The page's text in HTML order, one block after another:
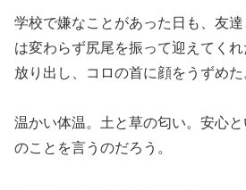
学校で嫌なことがあった日も、友
は変わらず尻尾を振って迎えてく
放り出し、コロの首に顔をうずめた
温かい体温。土と草の匂い。安心
のことを言うのだろう。